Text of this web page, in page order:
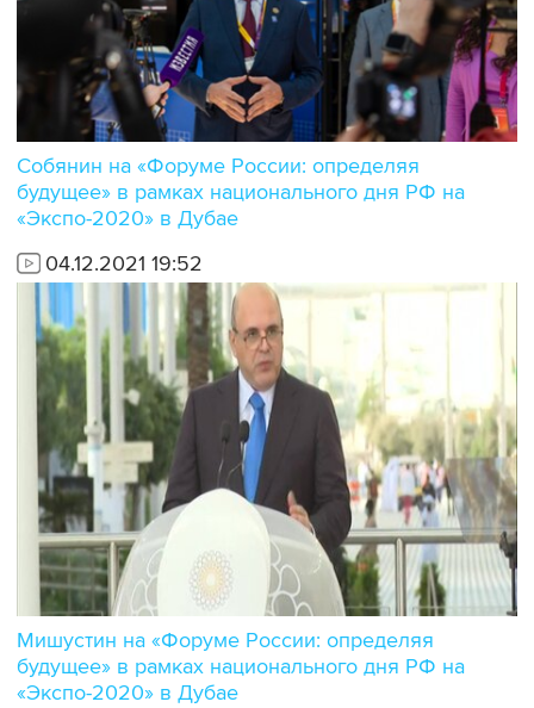
Собянин на «Форуме России: определяя
будущее» в рамках национального дня РФ на
«Экспо-2020» в Дубае
04.12.2021 19:52
Мишустин на «Форуме России: определяя
будущее» в рамках национального дня РФ на
«Экспо-2020» в Дубае